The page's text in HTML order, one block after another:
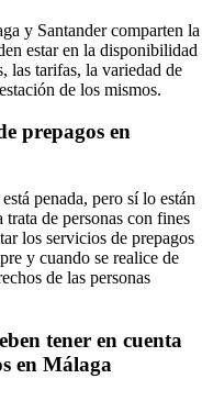
y Santander comparten la
estar en la disponibilidad
las tarifas, la variedad de
de los mismos.
prepagos en
penada, pero sí lo están
de personas con fines
los servicios de prepagos
y cuando se realice de
de las personas
tener en cuenta
en Málaga